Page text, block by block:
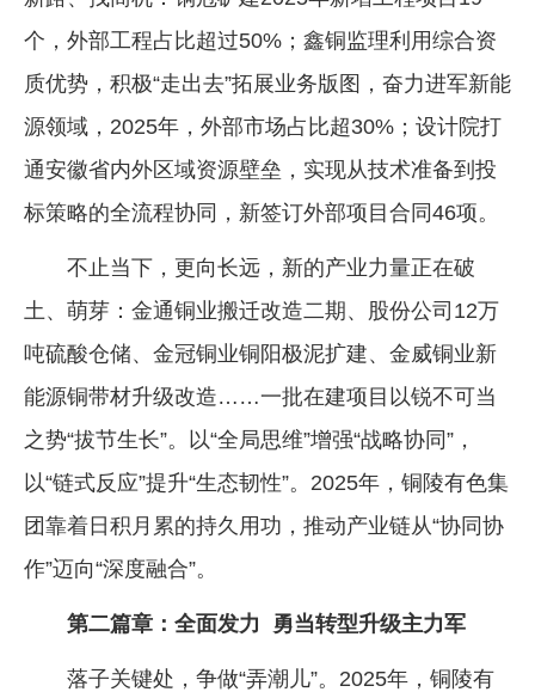
个，外部工程占比超过50%；鑫铜监理利用综合资
质优势，积极“走出去”拓展业务版图，奋力进军新能
源领域，2025年，外部市场占比超30%；设计院打
通安徽省内外区域资源壁垒，实现从技术准备到投
标策略的全流程协同，新签订外部项目合同46项。
不止当下，更向长远，新的产业力量正在破
土、萌芽：金通铜业搬迁改造二期、股份公司12万
吨硫酸仓储、金冠铜业铜阳极泥扩建、金威铜业新
能源铜带材升级改造……一批在建项目以锐不可当
之势“拔节生长”。以“全局思维”增强“战略协同”，
以“链式反应”提升“生态韧性”。2025年，铜陵有色集
团靠着日积月累的持久用功，推动产业链从“协同协
作”迈向“深度融合”。
第二篇章：全面发力 勇当转型升级主力军
落子关键处，争做“弄潮儿”。2025年，铜陵有